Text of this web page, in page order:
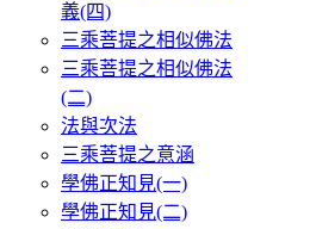
義(四)
三乘菩提之相似佛法
三乘菩提之相似佛法
(二)
法與次法
三乘菩提之意涵
學佛正知見(一)
學佛正知見(二)